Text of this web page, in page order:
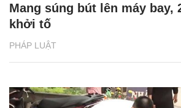
PHÁP LUẬT
Mang súng bút lên máy bay,
khởi tố